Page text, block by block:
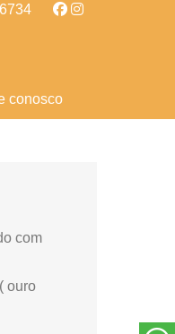
conosco
com
ouro